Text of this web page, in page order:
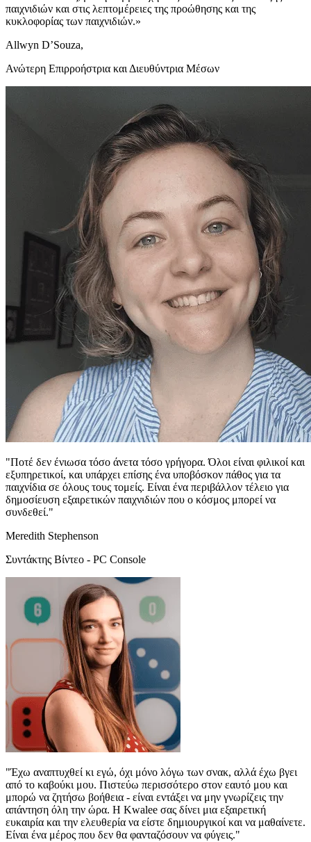
παιχνιδιών και στις λεπτομέρειες της προώθησης και της
κυκλοφορίας των παιχνιδιών.»
Allwyn D’Souza,
Ανώτερη Επιρροήστρια και Διευθύντρια Μέσων
"Ποτέ δεν ένιωσα τόσο άνετα τόσο γρήγορα. Όλοι είναι φιλικοί και
εξυπηρετικοί, και υπάρχει επίσης ένα υποβόσκον πάθος για τα
παιχνίδια σε όλους τους τομείς. Είναι ένα περιβάλλον τέλειο για
δημοσίευση εξαιρετικών παιχνιδιών που ο κόσμος μπορεί να
συνδεθεί."
Meredith Stephenson
Συντάκτης Βίντεο - PC Console
"Έχω αναπτυχθεί κι εγώ, όχι μόνο λόγω των σνακ, αλλά έχω βγει
από το καβούκι μου. Πιστεύω περισσότερο στον εαυτό μου και
μπορώ να ζητήσω βοήθεια - είναι εντάξει να μην γνωρίζεις την
απάντηση όλη την ώρα. Η Kwalee σας δίνει μια εξαιρετική
ευκαιρία και την ελευθερία να είστε δημιουργικοί και να μαθαίνετε.
Είναι ένα μέρος που δεν θα φανταζόσουν να φύγεις."